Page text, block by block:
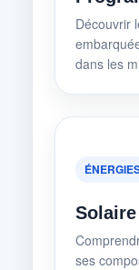
Découvrir
dans les
ses